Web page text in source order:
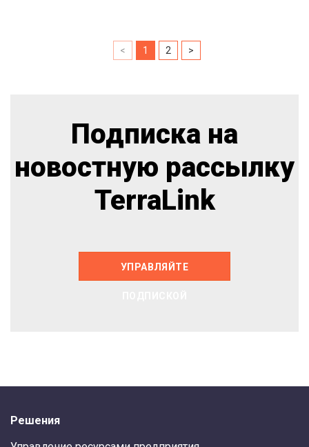
< 1 2 >
Подписка на
новостную рассылку
TerraLink
УПРАВЛЯЙТЕ
Решения